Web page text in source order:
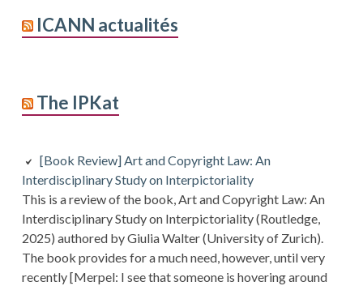
ICANN actualités
The IPKat
[Book Review] Art and Copyright Law: An
Interdisciplinary Study on Interpictoriality
This is a review of the book, Art and Copyright Law: An
Interdisciplinary Study on Interpictoriality (Routledge,
2025) authored by Giulia Walter (University of Zurich).
The book provides for a much need, however, until very
recently [Merpel: I see that someone is hovering around